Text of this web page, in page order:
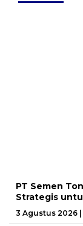
PT Semen
Strategis
3 Agustus 2026 |